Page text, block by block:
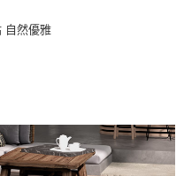
自然優雅